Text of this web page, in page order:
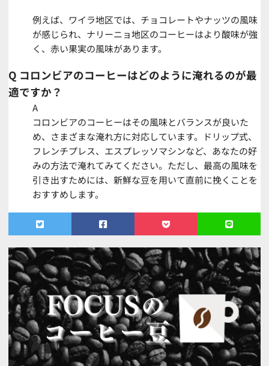
例えば、ワイラ地区では、チョコレートやナッツの風味
が感じられ、ナリーニョ地区のコーヒーはより酸味が強
く、赤い果実の風味があります。
Q コロンビアのコーヒーはどのように淹れるのが最
適ですか？
A
コロンビアのコーヒーはその風味とバランスが良いた
め、さまざまな淹れ方に対応しています。ドリップ式、
フレンチプレス、エスプレッソマシンなど、あなたの好
みの方法で淹れてみてください。ただし、最高の風味を
引き出すためには、新鮮な豆を用いて直前に挽くことを
おすすめします。